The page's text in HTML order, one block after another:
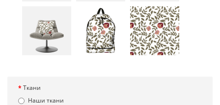
Ткани
Наши ткани